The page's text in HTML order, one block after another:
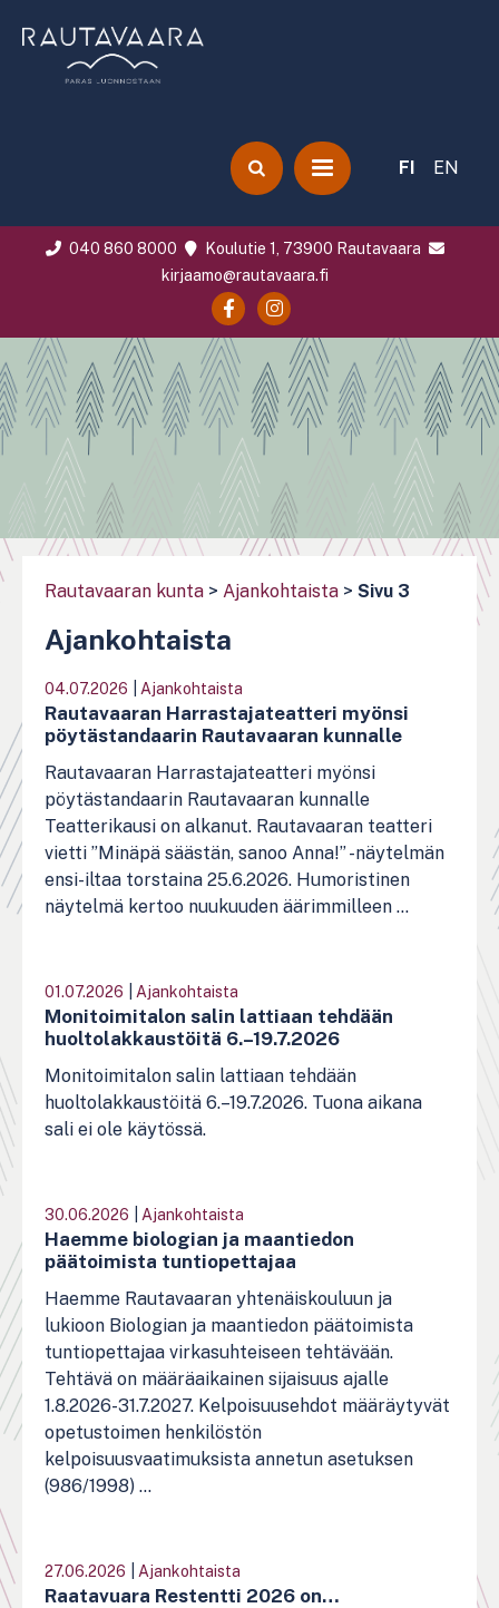
FI EN
040 860 8000
Koulutie 1, 73900 Rautavaara
kirjaamo@rautavaara.fi
Rautavaaran kunta > Ajankohtaista > Sivu 3
Ajankohtaista
04.07.2026 Ajankohtaista
Rautavaaran Harrastajateatteri myönsi
pöytästandaarin Rautavaaran kunnalle
Rautavaaran Harrastajateatteri myönsi
pöytästandaarin Rautavaaran kunnalle
Teatterikausi on alkanut. Rautavaaran teatteri
vietti ”Minäpä säästän, sanoo Anna!” -näytelmän
ensi-iltaa torstaina 25.6.2026. Humoristinen
näytelmä kertoo nuukuuden äärimmilleen ...
01.07.2026 Ajankohtaista
Monitoimitalon salin lattiaan tehdään
huoltolakkaustöitä 6.–19.7.2026
Monitoimitalon salin lattiaan tehdään
huoltolakkaustöitä 6.–19.7.2026. Tuona aikana
sali ei ole käytössä.
30.06.2026 Ajankohtaista
Haemme biologian ja maantiedon
päätoimista tuntiopettajaa
Haemme Rautavaaran yhtenäiskouluun ja
lukioon Biologian ja maantiedon päätoimista
tuntiopettajaa virkasuhteiseen tehtävään.
Tehtävä on määräaikainen sijaisuus ajalle
1.8.2026-31.7.2027. Kelpoisuusehdot määräytyvät
opetustoimen henkilöstön
kelpoisuusvaatimuksista annetun asetuksen
(986/1998) ...
27.06.2026 Ajankohtaista
Raatavuara Restentti 2026 on…